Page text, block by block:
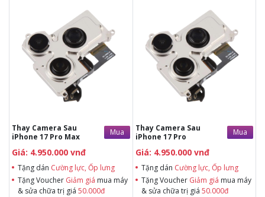
Thay Camera Sau
iPhone 17 Pro Max
Mua
Giá: 4.950.000 vnđ
Tặng dán Cường lực, Ốp lưng
Tặng Voucher Giảm giá mua máy
& sửa chữa trị giá 50.000đ
Tặng dán Cường lực, Ốp lưng khi
mua BHV
Tặng Voucher Giảm giá mua máy
& sửa chữa trị giá 50.000đTặng dán
Cường lực, Ốp lưng khi mua BHV
Tặng Voucher Giảm giá mua máy
& sửa chữa trị giá 50.000đ
Thay Camera Sau
iPhone 17 Pro
Mua
Giá: 4.950.000 vnđ
Tặng dán Cường lực, Ốp lưng
Tặng Voucher Giảm giá mua máy
& sửa chữa trị giá 50.000đ
Tặng dán Cường lực, Ốp lưng khi
mua BHV
Tặng Voucher Giảm giá mua máy
& sửa chữa trị giá 50.000đTặng dán
Cường lực, Ốp lưng khi mua BHV
Tặng Voucher Giảm giá mua máy
& sửa chữa trị giá 50.000đ